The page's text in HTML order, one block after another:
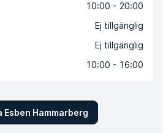
10:00 - 20:00
Ej tillgänglig
Ej tillgänglig
10:00 - 16:00
Esben Hammarberg